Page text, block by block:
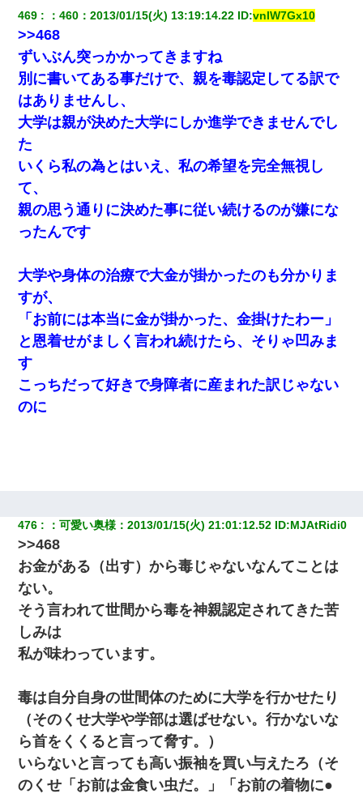
469 ：460 ：2013/01/15(火) 13:19:14.22 ID:vnlW7Gx10
>>468
ずいぶん突っかかってきますね
別に書いてある事だけで、親を毒認定してる訳で
はありませんし、
大学は親が決めた大学にしか進学できませんでし
た
いくら私の為とはいえ、私の希望を完全無視し
て、
親の思う通りに決めた事に従い続けるのが嫌にな
ったんです
大学や身体の治療で大金が掛かったのも分かりま
すが、
「お前には本当に金が掛かった、金掛けたわー」
と恩着せがましく言われ続けたら、そりゃ凹みま
す
こっちだって好きで身障者に産まれた訳じゃない
のに
476 ：可愛い奥様 ：2013/01/15(火) 21:01:12.52 ID:MJAtRidi0
>>468
お金がある（出す）から毒じゃないなんてことは
ない。
そう言われて世間から毒を神親認定されてきた苦
しみは
私が味わっています。
毒は自分自身の世間体のために大学を行かせたり
（そのくせ大学や学部は選ばせない。行かないな
ら首をくくると言って脅す。）
いらないと言っても高い振袖を買い与えたろ（そ
のくせ「お前は金食い虫だ。」「お前の着物に●